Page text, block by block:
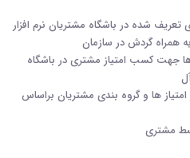
تعریف شده در باشگاه مشتریان نرم افزار
جهت کسب امتیاز مشتری در باشگاه
ها و گروه بندی مشتریان براساس
مشتری